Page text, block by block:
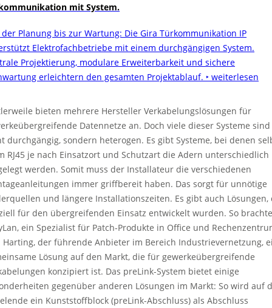
mit System.
der Planung bis zur Wartung: Die Gira Türkommunikation IP
Elektrofachbetriebe mit einem durchgängigen System.
Projektierung, modulare Erweiterbarkeit und sichere
erleichtern den gesamten Projektablauf. ‣ weiterlesen
bieten mehrere Hersteller Verkabelungslösungen für
Datennetze an. Doch viele dieser Systeme sind
durchgängig, sondern heterogen. Es gibt Systeme, bei denen
RJ45 je nach Einsatzort und Schutzart die Adern unterschiedlich
werden. Somit muss der Installateur die verschiedenen
immer griffbereit haben. Das sorgt für unnötige
und längere Installationszeiten. Es gibt auch Lösungen,
für den übergreifenden Einsatz entwickelt wurden. So
ein Spezialist für Patch-Produkte in Office und
Harting, der führende Anbieter im Bereich Industrievernetzung,
Lösung auf den Markt, die für gewerkeübergreifende
konzipiert ist. Das preLink-System bietet einige
gegenüber anderen Lösungen im Markt: So wird auf
ein Kunststoffblock (preLink-Abschluss) als Abschluss